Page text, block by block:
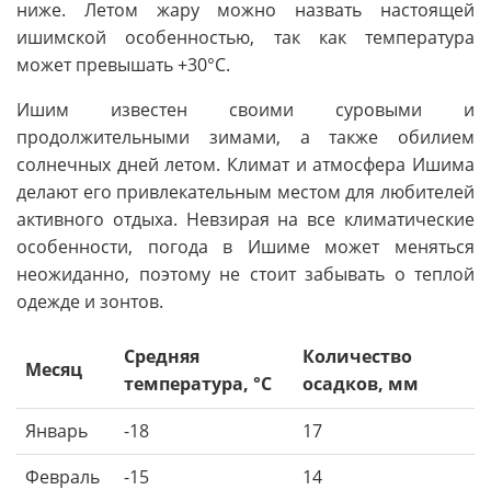
ниже. Летом жару можно назвать настоящей
ишимской особенностью, так как температура
может превышать +30°C.
Ишим известен своими суровыми и
продолжительными зимами, а также обилием
солнечных дней летом. Климат и атмосфера Ишима
делают его привлекательным местом для любителей
активного отдыха. Невзирая на все климатические
особенности, погода в Ишиме может меняться
неожиданно, поэтому не стоит забывать о теплой
одежде и зонтов.
Месяц
Средняя
температура, °C
Количество
осадков, мм
Январь
-18
17
Февраль
-15
14